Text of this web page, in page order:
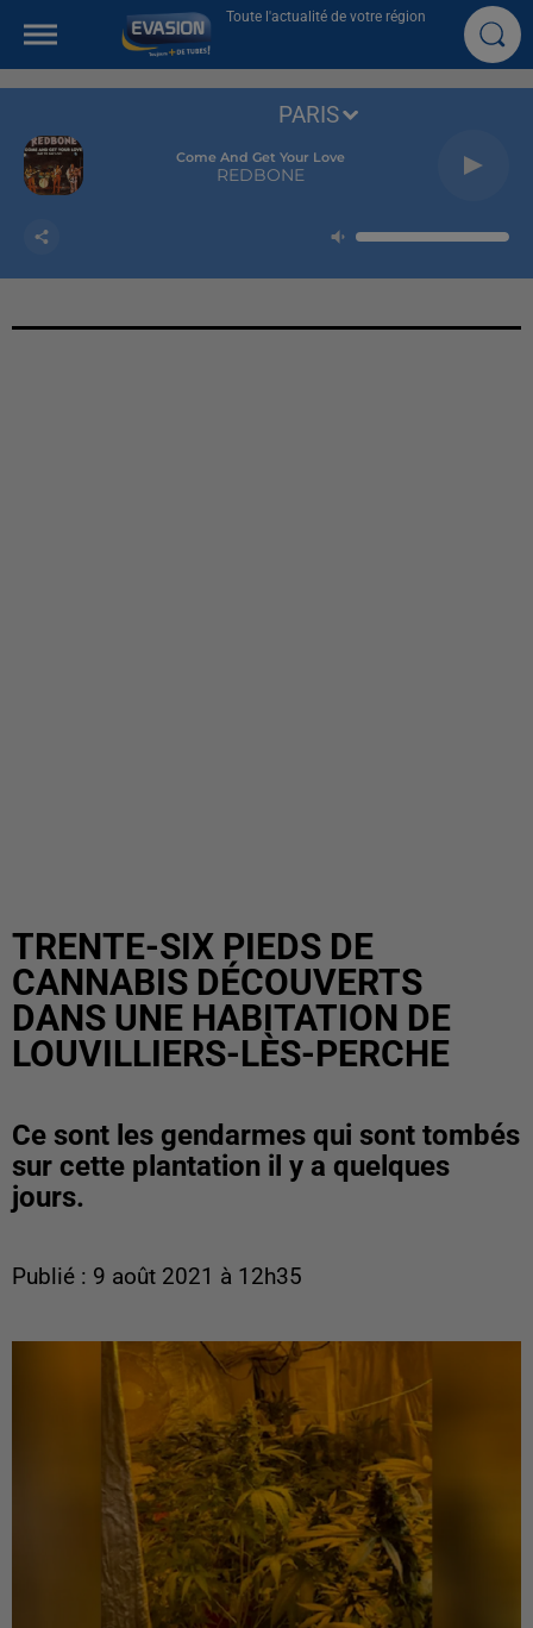
Toute l'actualité de votre région
Come And Get Your Love
REDBONE
PARIS
TRENTE-SIX PIEDS DE
CANNABIS DÉCOUVERTS
DANS UNE HABITATION DE
LOUVILLIERS-LÈS-PERCHE
Ce sont les gendarmes qui sont tombés
sur cette plantation il y a quelques
jours.
Publié : 9 août 2021 à 12h35